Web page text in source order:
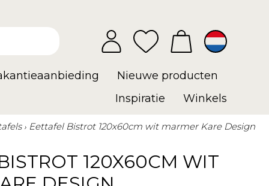
Nieuwe producten
Inspiratie
Winkels
Eettafel Bistrot 120x60cm wit marmer Kare Design
120X60CM WIT